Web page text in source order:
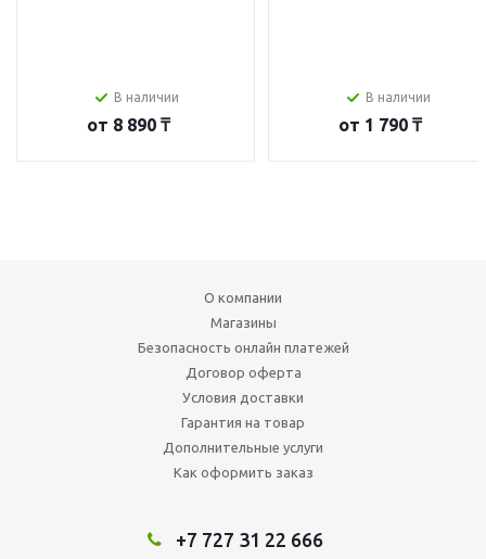
В наличии
от 8 890 ₸
В наличии
от 1 790 ₸
О компании
Магазины
Безопасность онлайн платежей
Договор оферта
Условия доставки
Гарантия на товар
Дополнительные услуги
Как оформить заказ
+7 727 31 22 666